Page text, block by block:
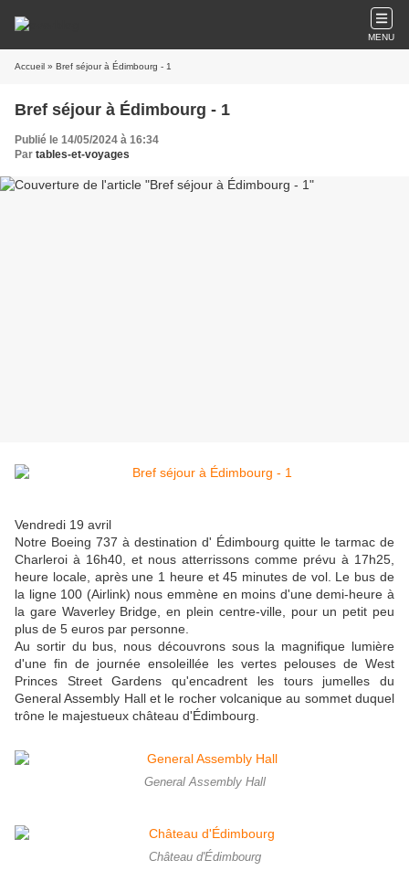
MENU
Accueil » Bref séjour à Édimbourg - 1
Bref séjour à Édimbourg - 1
Publié le 14/05/2024 à 16:34
Par tables-et-voyages
Vendredi 19 avril
Notre Boeing 737 à destination d' Édimbourg quitte le tarmac de
Charleroi à 16h40, et nous atterrissons comme prévu à 17h25,
heure locale, après une 1 heure et 45 minutes de vol. Le bus de
la ligne 100 (Airlink) nous emmène en moins d'une demi-heure à
la gare Waverley Bridge, en plein centre-ville, pour un petit peu
plus de 5 euros par personne.
Au sortir du bus, nous découvrons sous la magnifique lumière
d'une fin de journée ensoleillée les vertes pelouses de West
Princes Street Gardens qu'encadrent les tours jumelles du
General Assembly Hall et le rocher volcanique au sommet duquel
trône le majestueux château d'Édimbourg.
General Assembly Hall
Château d'Édimbourg